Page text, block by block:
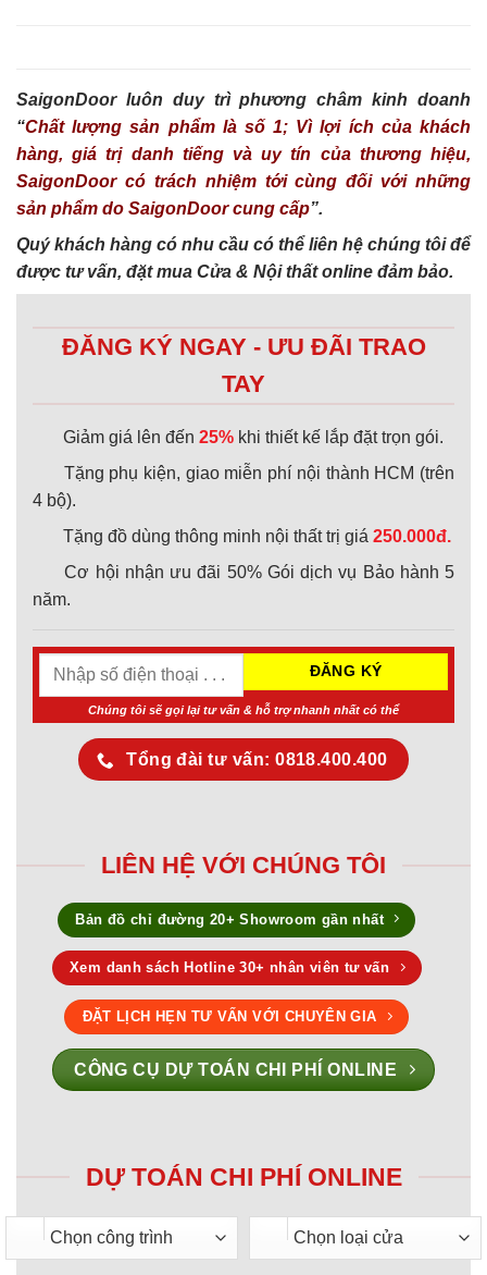
SaigonDoor luôn duy trì phương châm kinh doanh
“Chất lượng sản phẩm là số 1; Vì lợi ích của khách
hàng, giá trị danh tiếng và uy tín của thương hiệu,
SaigonDoor có trách nhiệm tới cùng đối với những
sản phẩm do SaigonDoor cung cấp”.
Quý khách hàng có nhu cầu có thể liên hệ chúng tôi để
được tư vấn, đặt mua Cửa & Nội thất online đảm bảo.
ĐĂNG KÝ NGAY - ƯU ĐÃI TRAO
TAY
Giảm giá lên đến 25% khi thiết kế lắp đặt trọn gói.
Tặng phụ kiện, giao miễn phí nội thành HCM (trên
4 bộ).
Tặng đồ dùng thông minh nội thất trị giá 250.000đ.
Cơ hội nhận ưu đãi 50% Gói dịch vụ Bảo hành 5
năm.
Chúng tôi sẽ gọi lại tư vấn & hỗ trợ nhanh nhất có thể
Tổng đài tư vấn: 0818.400.400
LIÊN HỆ VỚI CHÚNG TÔI
Bản đồ chỉ đường 20+ Showroom gần nhất
Xem danh sách Hotline 30+ nhân viên tư vấn
ĐẶT LỊCH HẸN TƯ VẤN VỚI CHUYÊN GIA
CÔNG CỤ DỰ TOÁN CHI PHÍ ONLINE
DỰ TOÁN CHI PHÍ ONLINE